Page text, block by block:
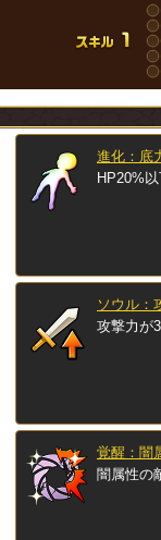
進化：底
HP20%
ソウル：
攻撃力が
覚醒：闇
闇属性の